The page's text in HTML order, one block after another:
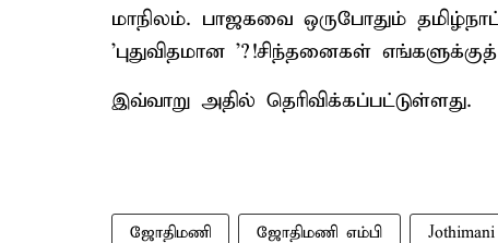
மாநிலம். பாஜகவை ஒருபோதும்
'புதுவிதமான '?!சிந்தனைகள்
இவ்வாறு அதில் தெரிவிக்கப்பட்டுள்ளது.
ஜோதிமணி ஜோதிமணி எம்பி Jothimani